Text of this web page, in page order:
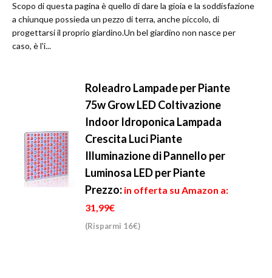
Scopo di questa pagina è quello di dare la gioia e la soddisfazione
a chiunque possieda un pezzo di terra, anche piccolo, di
progettarsi il proprio giardino.Un bel giardino non nasce per
caso, è l'i...
Roleadro Lampade per Piante
75w Grow LED Coltivazione
Indoor Idroponica Lampada
Crescita Luci Piante
Illuminazione di Pannello per
Luminosa LED per Piante
Prezzo: in offerta su Amazon a:
31,99€
(Risparmi 16€)